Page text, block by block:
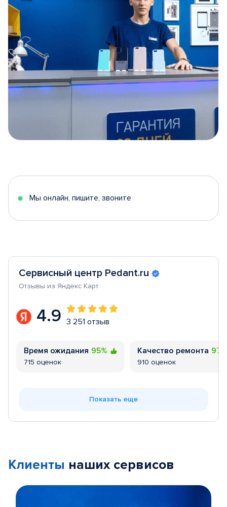
5
Мы онлайн, пишите, звоните
Сервисный центр Pedant.ru
Отзывы из Яндекс Карт
4.9 3 251 отзыв
Время ожидания 95%
715 оценок
Качество ремонта
910 оценок
Показать еще
Клиенты наших сервисов